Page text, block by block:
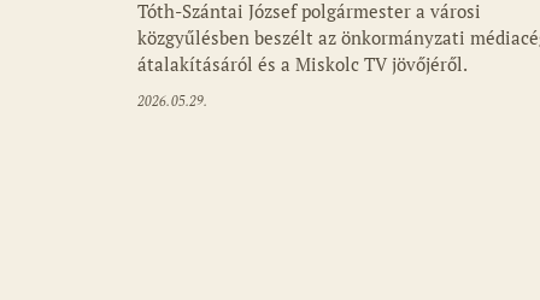
Tóth-Szántai József polgármester a városi
közgyűlésben beszélt az önkormányzati
átalakításáról és a Miskolc TV jövőjéről.
2026.05.29.